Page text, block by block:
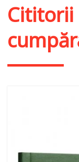
Cititorii